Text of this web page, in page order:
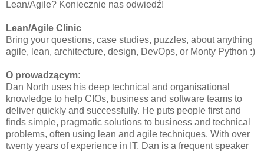
Lean/Agile? Koniecznie nas odwiedź!
Lean/Agile Clinic
Bring your questions, case studies, puzzles, about anything
agile, lean, architecture, design, DevOps, or Monty Python :)
O prowadzącym:
Dan North uses his deep technical and organisational
knowledge to help CIOs, business and software teams to
deliver quickly and successfully. He puts people first and
finds simple, pragmatic solutions to business and technical
problems, often using lean and agile techniques. With over
twenty years of experience in IT, Dan is a frequent speaker